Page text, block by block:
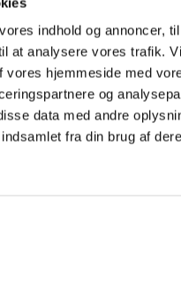
indhold og annoncer,
at analysere vores trafik.
vores hjemmeside med
og
data med andre
fra din brug af